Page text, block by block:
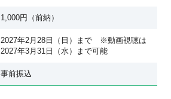
1,000円（前納）
2027年2月28日（日）まで ※動画視聴は
2027年3月31日（水）まで可能
事前振込